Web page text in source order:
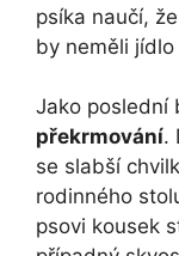
psíka naučí,
by neměli
Jako poslední
překrmování.
se slabší
rodinného
psovi kousek